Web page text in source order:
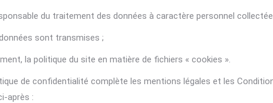
du traitement des données à caractère personnel
sont transmises ;
la politique du site en matière de fichiers « cookies ».
de confidentialité complète les mentions légales et les
après :